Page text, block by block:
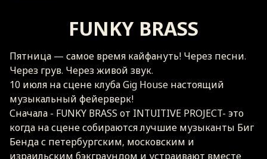
FUNKY BRASS
Пятница — самое время кайфануть! Через песни.
Через грув. Через живой звук.
10 июля на сцене клуба Gig House настоящий
музыкальный фейерверк!
Сначала - FUNKY BRASS от INTUITIVE PROJECT- это
когда на сцене собираются лучшие музыканты Биг
Бенда с петербургским, московским и
израильским бэкграундом и устраивают вместе